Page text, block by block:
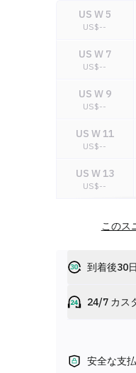
US W 5
US$--
US W 7
US$--
US W 9
US$--
US W 11
US$--
US W 13
US$--
--
このス
到着後30
24/7 カス
安全な支